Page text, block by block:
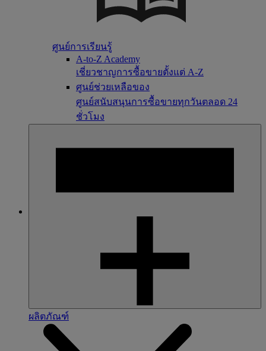
ศูนย์การเรียนรู้
A-to-Z Academy
เชี่ยวชาญการซื้อขายตั้งแต่ A-Z
ศูนย์ช่วยเหลือของ
ศูนย์สนับสนุนการซื้อขายทุกวันตลอด 24
ชั่วโมง
ผลิตภัณฑ์